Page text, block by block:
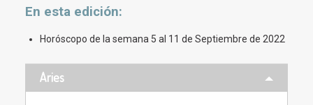
En esta edición:
Horóscopo de la semana 5 al 11 de Septiembre de 2022
Aries